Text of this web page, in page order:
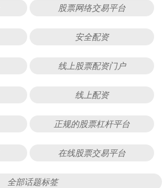
股票网络交易平台
安全配资
线上股票配资门户
线上配资
正规的股票杠杆平台
在线股票交易平台
全部话题标签